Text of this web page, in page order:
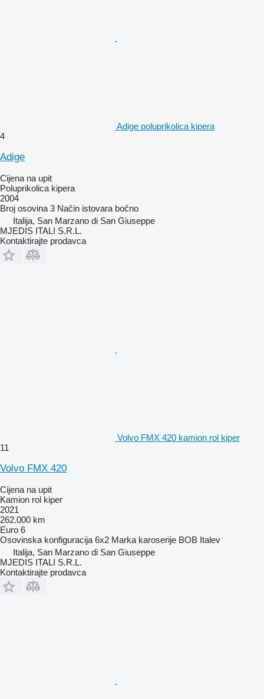
Adige poluprikolica kipera
4
Adige
Cijena na upit
Poluprikolica kipera
2004
Broj osovina 3 Način istovara bočno
Italija, San Marzano di San Giuseppe
MJEDIS ITALI S.R.L.
Kontaktirajte prodavca
Volvo FMX 420 kamion rol kiper
11
Volvo FMX 420
Cijena na upit
Kamion rol kiper
2021
262.000 km
Euro 6
Osovinska konfiguracija 6x2 Marka karoserije BOB Italev
Italija, San Marzano di San Giuseppe
MJEDIS ITALI S.R.L.
Kontaktirajte prodavca